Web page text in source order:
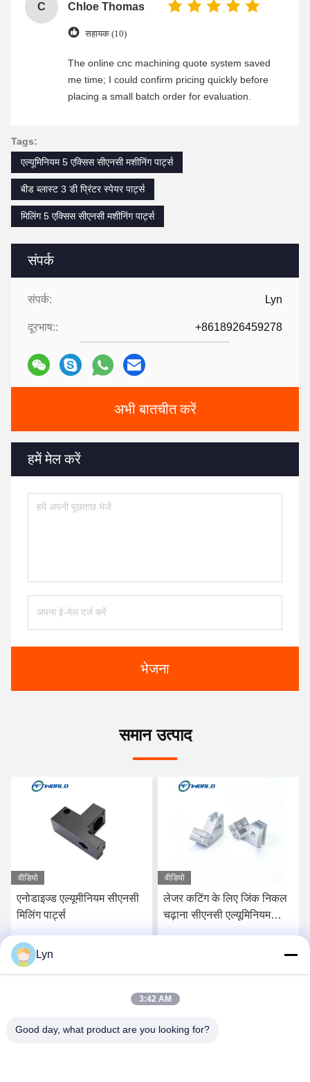
संपर्क
संपर्क: Lyn
दूरभाष:: +8618926459278
अभी बातचीत करें
हमें मेल करें
भेजना
C Chloe Thomas
सहायक (10)
The online cnc machining quote system saved
me time; I could confirm pricing quickly before
placing a small batch order for evaluation.
Tags:
एल्यूमिनियम 5 एक्सिस सीएनसी मशीनिंग पार्ट्स
बीड ब्लास्ट 3 डी प्रिंटर स्पेयर पार्ट्स
मिलिंग 5 एक्सिस सीएनसी मशीनिंग पार्ट्स
समान उत्पाद
वीडियो
एनोडाइज्ड एल्यूमीनियम सीएनसी
मिलिंग पार्ट्स
वीडियो
लेजर कटिंग के लिए जिंक निकल
चढ़ाना सीएनसी एल्यूमिनियम
Lyn
3:42 AM
Good day, what product are you looking for?